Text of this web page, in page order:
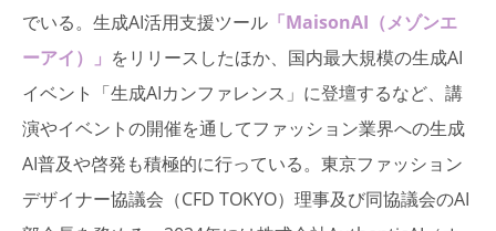
でいる。生成AI活用支援ツール 「MaisonAI（メゾンエ
ーアイ）」 をリリースしたほか、国内最大規模の生成AI
イベント「生成AIカンファレンス」に登壇するなど、講
演やイベントの開催を通してファッション業界への生成
AI普及や啓発も積極的に行っている。東京ファッション
デザイナー協議会（CFD TOKYO）理事及び同協議会のAI